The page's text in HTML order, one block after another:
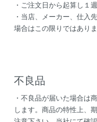
・ご注文日から起算し１
・当店、メーカー、仕入
場合はこの限りではありま
不良品
・不良品が届いた場合は
します。商品の特性上、